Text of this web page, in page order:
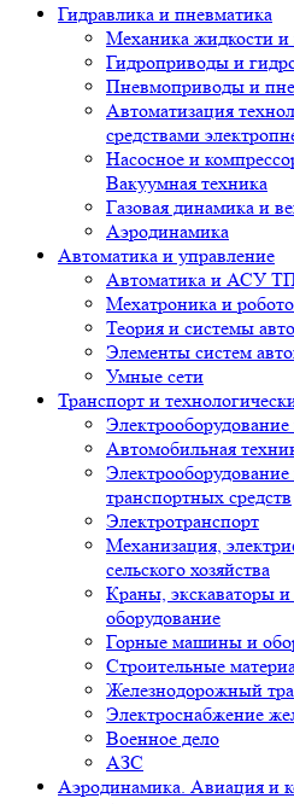
Гидравлика и пневматика
Механика жидкости и
Гидроприводы и
Пневмоприводы и
Автоматизация
средствами
Насосное и
Вакуумная техника
Газовая динамика и
Аэродинамика
Автоматика и управление
Автоматика и АСУ
Мехатроника и
Теория и системы
Элементы систем
Умные сети
Транспорт и
Автомобильная
транспортных средств
Электротранспорт
Механизация,
сельского хозяйства
Краны, экскаваторы
оборудование
Горные машины и
Строительные
Железнодорожный
Электроснабжение
Военное дело
АЗС
Аэродинамика. Авиация и